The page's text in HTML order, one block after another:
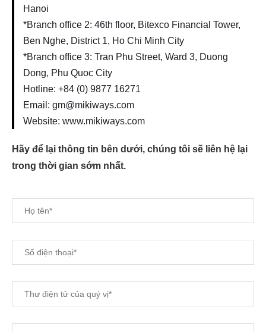
Hanoi
*Branch office 2: 46th floor, Bitexco Financial Tower,
Ben Nghe, District 1, Ho Chi Minh City
*Branch office 3: Tran Phu Street, Ward 3, Duong
Dong, Phu Quoc City
Hotline: +84 (0) 9877 16271
Email: gm@mikiways.com
Website: www.mikiways.com
Hãy để lại thông tin bên dưới, chúng tôi sẽ liên hệ lại
trong thời gian sớm nhất.